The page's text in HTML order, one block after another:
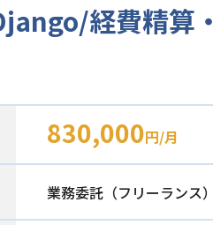
経費精算
830,000円/月
業務委託（フリーランス）